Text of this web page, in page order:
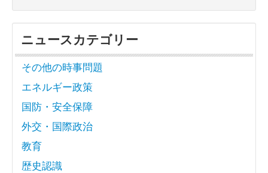
ニュースカテゴリー
その他の時事問題
エネルギー政策
国防・安全保障
外交・国際政治
教育
歴史認識